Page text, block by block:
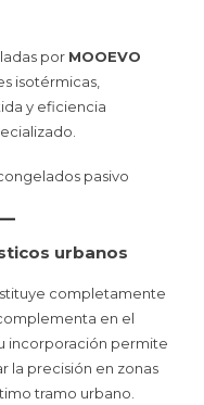
por MOOEVO
isotérmicas,
y eficiencia
urbanos
completamente
en el
incorporación permite
la precisión en zonas
tramo urbano.